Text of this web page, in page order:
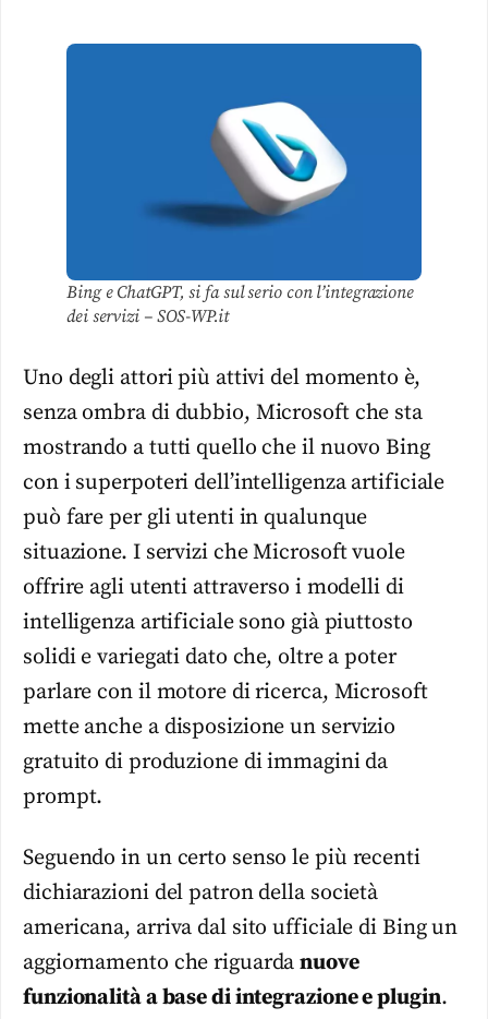
Bing e ChatGPT, si fa sul serio con l’integrazione
dei servizi – SOS-WP.it
Uno degli attori più attivi del momento è,
senza ombra di dubbio, Microsoft che sta
mostrando a tutti quello che il nuovo Bing
con i superpoteri dell’intelligenza artificiale
può fare per gli utenti in qualunque
situazione. I servizi che Microsoft vuole
offrire agli utenti attraverso i modelli di
intelligenza artificiale sono già piuttosto
solidi e variegati dato che, oltre a poter
parlare con il motore di ricerca, Microsoft
mette anche a disposizione un servizio
gratuito di produzione di immagini da
prompt.
Seguendo in un certo senso le più recenti
dichiarazioni del patron della società
americana, arriva dal sito ufficiale di Bing un
aggiornamento che riguardanuove
funzionalità a base di integrazione e plugin.